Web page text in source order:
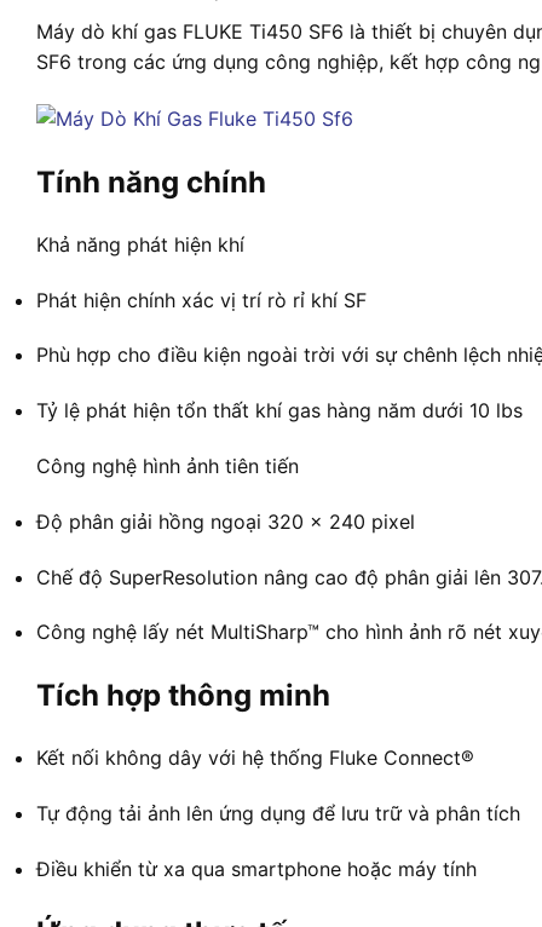
Máy dò khí gas FLUKE Ti450 SF6 là thiết bị chuyên
SF6 trong các ứng dụng công nghiệp, kết hợp công
Tính năng chính
Khả năng phát hiện khí
Phát hiện chính xác vị trí rò rỉ khí SF
Phù hợp cho điều kiện ngoài trời với sự chênh lệch
Tỷ lệ phát hiện tổn thất khí gas hàng năm dưới 10 lbs
Công nghệ hình ảnh tiên tiến
Độ phân giải hồng ngoại 320 x 240 pixel
Chế độ SuperResolution nâng cao độ phân giải lên
Công nghệ lấy nét MultiSharp™ cho hình ảnh rõ nét
Tích hợp thông minh
Kết nối không dây với hệ thống Fluke Connect®
Tự động tải ảnh lên ứng dụng để lưu trữ và phân tích
Điều khiển từ xa qua smartphone hoặc máy tính